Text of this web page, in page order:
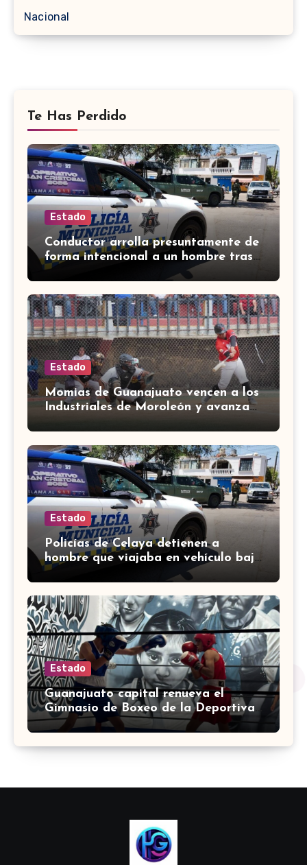
Nacional
Te Has Perdido
Estado
Conductor arrolla presuntamente de
forma intencional a un hombre tras
una riña en Celaya
Estado
Momias de Guanajuato vencen a los
Industriales de Moroleón y avanzan
a la final estatal de béisbol
Estado
Policías de Celaya detienen a
hombre que viajaba en vehículo bajo
investigación
Estado
Guanajuato capital renueva el
Gimnasio de Boxeo de la Deportiva
Torres Landa